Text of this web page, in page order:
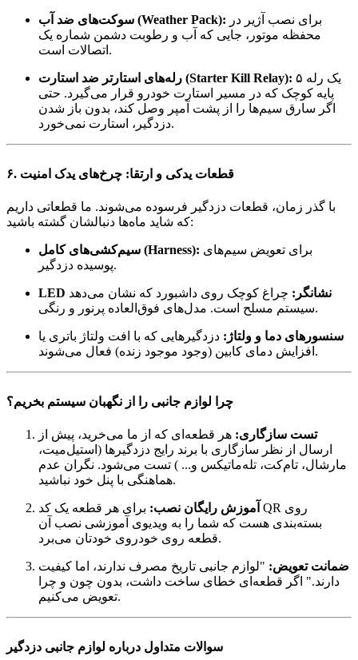
سوکت‌های ضد آب (Weather Pack):
محفظه موتور، جایی که آب و رطوبت دشمن شماره یک
اتصالات است.
رله‌های استارتر ضد استارت (Starter Kill Relay):
پایه کوچک که در مسیر استارت خودرو قرار می‌گیرد. حتی
اگر سارق سیم‌ها را از پشت آمپر وصل کند، بدون باز شدن
دزدگیر، استارت نمی‌خورد.
۶. قطعات یدکی و ارتقا: چرخ‌های یدک امنیت
با گذر زمان، قطعات دزدگیر فرسوده می‌شوند. ما قطعاتی داریم
که شاید ماه‌ها دنبالشان گشته باشید:
سیم‌کشی‌های کامل (Harness):
پوسیده دزدگیر.
LED نشانگر: چراغ کوچک روی داشبورد که نشان می‌دهد
سیستم مسلح است. مدل‌های فوق‌العاده پرنور و رنگی.
سنسورهای دما و ولتاژ: دزدگیرهایی که با افت ولتاژ باتری یا
افزایش دمای کابین (وجود موجود زنده) فعال می‌شوند.
چرا لوازم جانبی را از نگهبان سیستم بخریم؟
تست سازگاری: هر قطعه‌ای که از ما می‌خرید، پیش از
ارسال از نظر سازگاری با برند رایج دزدگیرها (استیل‌میت،
مارشال، تام‌کت، تله‌ماتیکس و... ) تست می‌شود. نگران عدم
هماهنگی با پنل خود نباشید.
آموزش رایگان نصب: برای هر قطعه یک کد QR روی
بسته‌بندی هست که شما را به ویدیوی آموزشی نصب آن
قطعه روی خودروی خودتان می‌برد.
ضمانت تعویض: "لوازم جانبی تاریخ مصرف ندارند، اما کیفیت
دارند." اگر قطعه‌ای خطای ساخت داشت، بدون چون و چرا
تعویض می‌کنیم.
سوالات متداول درباره لوازم جانبی دزدگیر